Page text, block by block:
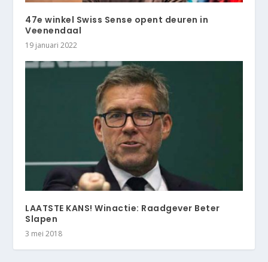
47e winkel Swiss Sense opent deuren in
Veenendaal
19 januari 2022
LAATSTE KANS! Winactie: Raadgever Beter
Slapen
3 mei 2018